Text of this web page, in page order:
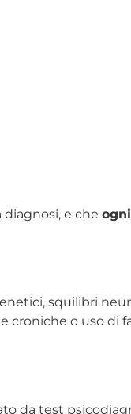
e che
squilibri
croniche o uso di
da test